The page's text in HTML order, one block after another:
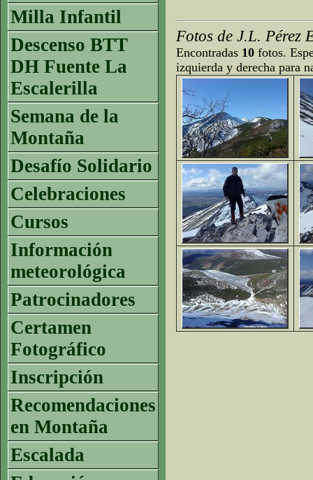
Milla Infantil
Descenso BTT
DH Fuente La
Escalerilla
Semana de la
Montaña
Desafío Solidario
Celebraciones
Cursos
Información
meteorológica
Patrocinadores
Certamen
Fotográfico
Inscripción
Recomendaciones
en Montaña
Escalada
Fotos de J.L. Pérez
Encontradas 10 fotos.
izquierda y derecha para